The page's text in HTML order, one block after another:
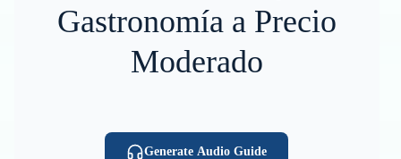
Gastronomía a Precio
Moderado
Generate Audio Guide